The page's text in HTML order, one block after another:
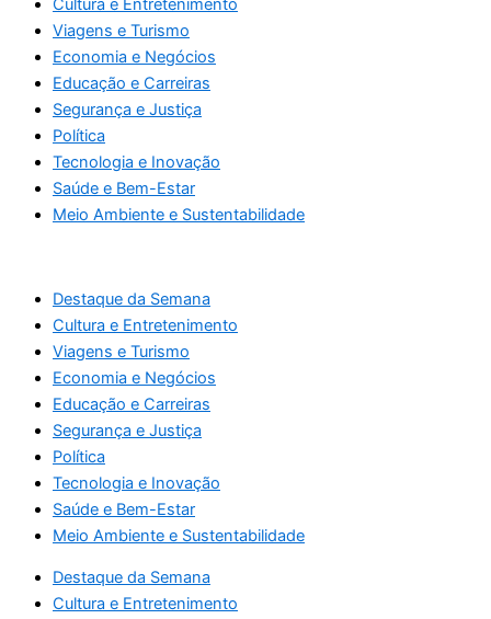
Cultura e Entretenimento
Viagens e Turismo
Economia e Negócios
Educação e Carreiras
Segurança e Justiça
Política
Tecnologia e Inovação
Saúde e Bem-Estar
Meio Ambiente e Sustentabilidade
Destaque da Semana
Cultura e Entretenimento
Viagens e Turismo
Economia e Negócios
Educação e Carreiras
Segurança e Justiça
Política
Tecnologia e Inovação
Saúde e Bem-Estar
Meio Ambiente e Sustentabilidade
Destaque da Semana
Cultura e Entretenimento